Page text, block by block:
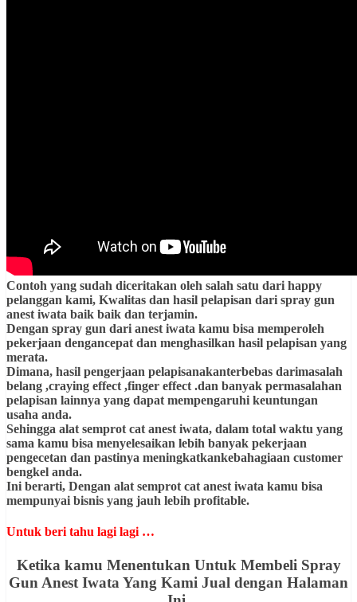
Contoh yang sudah diceritakan oleh salah satu dari happy
pelanggan kami, Kwalitas dan hasil pelapisan dari spray gun
anest iwata baik baik dan terjamin.
Dengan spray gun dari anest iwata kamu bisa memperoleh
pekerjaan dengancepat dan menghasilkan hasil pelapisan yang
merata.
Dimana, hasil pengerjaan pelapisanakanterbebas darimasalah
belang ,craying effect ,finger effect .dan banyak permasalahan
pelapisan lainnya yang dapat mempengaruhi keuntungan
usaha anda.
Sehingga alat semprot cat anest iwata, dalam total waktu yang
sama kamu bisa menyelesaikan lebih banyak pekerjaan
pengecetan dan pastinya meningkatkankebahagiaan customer
bengkel anda.
Ini berarti, Dengan alat semprot cat anest iwata kamu bisa
mempunyai bisnis yang jauh lebih profitable.
Untuk beri tahu lagi lagi …
Ketika kamu Menentukan Untuk Membeli Spray
Gun Anest Iwata Yang Kami Jual dengan Halaman